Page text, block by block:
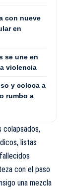
con nueve
en
se une en
violencia
y coloca a
rumbo a
colapsados,
listas
con el paso
una mezcla